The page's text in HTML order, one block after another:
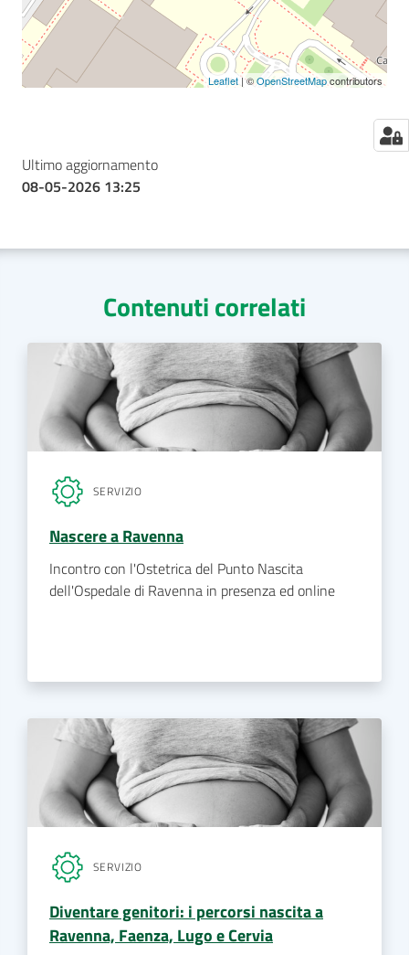
Leaflet| ©OpenStreetMapcontributors
Ultimo aggiornamento
08-05-2026 13:25
Contenuti correlati
SERVIZIO
Nascere a Ravenna
Incontro con l'Ostetrica del Punto Nascita
dell'Ospedale di Ravenna in presenza ed online
SERVIZIO
Diventare genitori: i percorsi nascita a
Ravenna, Faenza, Lugo e Cervia